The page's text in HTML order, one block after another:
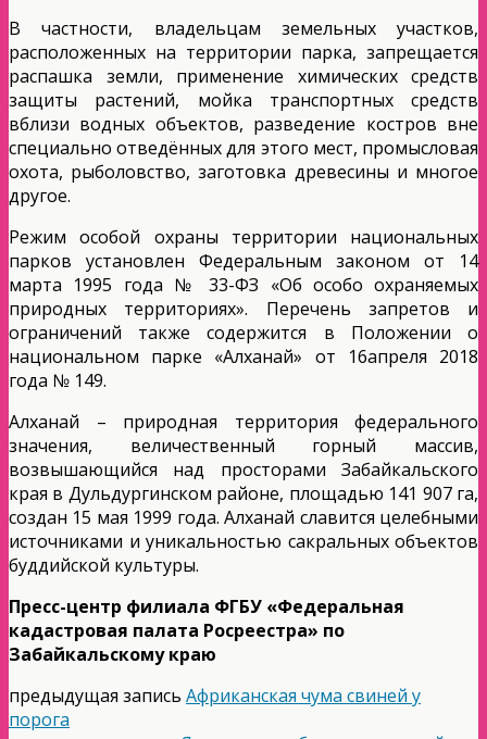
В частности, владельцам земельных участков,
расположенных на территории парка, запрещается
распашка земли, применение химических средств
защиты растений, мойка транспортных средств
вблизи водных объектов, разведение костров вне
специально отведённых для этого мест, промысловая
охота, рыболовство, заготовка древесины и многое
другое.
Режим особой охраны территории национальных
парков установлен Федеральным законом от 14
марта 1995 года № 33-ФЗ «Об особо охраняемых
природных территориях». Перечень запретов и
ограничений также содержится в Положении о
национальном парке «Алханай» от 16апреля 2018
года № 149.
Алханай – природная территория федерального
значения, величественный горный массив,
возвышающийся над просторами Забайкальского
края в Дульдургинском районе, площадью 141 907 га,
создан 15 мая 1999 года. Алханай славится целебными
источниками и уникальностью сакральных объектов
буддийской культуры.
Пресс-центр филиала ФГБУ «Федеральная
кадастровая палата Росреестра» по
Забайкальскому краю
предыдущая запись Африканская чума свиней у
порога